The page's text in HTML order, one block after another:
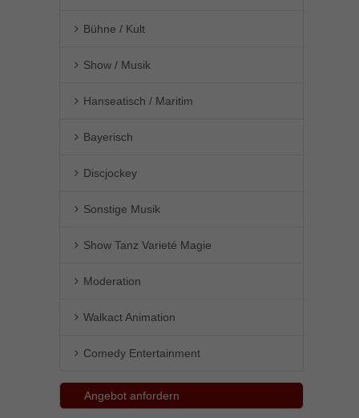
Bühne / Kult
Show / Musik
Hanseatisch / Maritim
Bayerisch
Discjockey
Sonstige Musik
Show Tanz Varieté Magie
Moderation
Walkact Animation
Comedy Entertainment
Angebot anfordern